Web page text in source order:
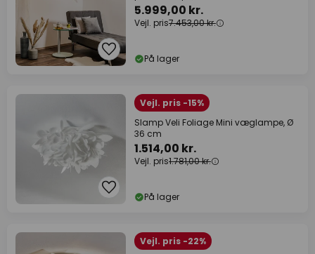
5.999,00 kr.
Vejl. pris7.453,00 kr.
På lager
Vejl. pris -15%
Slamp Veli Foliage Mini væglampe, Ø
36 cm
1.514,00 kr.
Vejl. pris1.781,00 kr.
På lager
Vejl. pris -22%